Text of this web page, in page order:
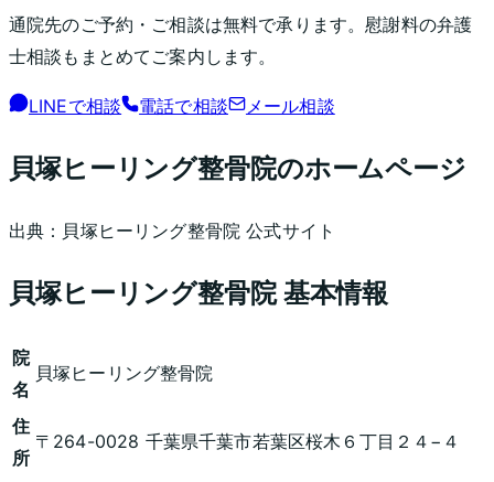
通院先のご予約・ご相談は無料で承ります。慰謝料の弁護
士相談もまとめてご案内します。
LINEで相談 電話で相談 メール相談
貝塚ヒーリング整骨院のホームページ
出典： 貝塚ヒーリング整骨院 公式サイト
貝塚ヒーリング整骨院基本情報
院
名
貝塚ヒーリング整骨院
住
所
〒264-0028 千葉県千葉市若葉区桜木６丁目２４−４